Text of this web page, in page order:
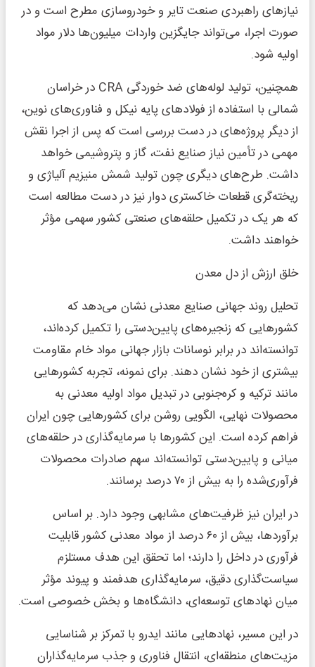
نیازهای راهبردی صنعت تایر و خودروسازی مطرح است و در
صورت اجرا، می‌تواند جایگزین واردات میلیون‌ها دلار مواد
اولیه شود.
همچنین، تولید لوله‌های ضد خوردگی CRA در خراسان
شمالی با استفاده از فولادهای پایه نیکل و فناوری‌های نوین،
از دیگر پروژه‌های در دست بررسی است که پس از اجرا نقش
مهمی در تأمین نیاز صنایع نفت، گاز و پتروشیمی خواهد
داشت. طرح‌های دیگری چون تولید شمش منیزیم آلیاژی و
ریخته‌گری قطعات خاکستری دوار نیز در دست مطالعه است
که هر یک در تکمیل حلقه‌های صنعتی کشور سهمی مؤثر
خواهند داشت.
خلق ارزش از دل معدن
تحلیل روند جهانی صنایع معدنی نشان می‌دهد که
کشورهایی که زنجیره‌های پایین‌دستی را تکمیل کرده‌اند،
توانسته‌اند در برابر نوسانات بازار جهانی مواد خام مقاومت
بیشتری از خود نشان دهند. برای نمونه، تجربه کشورهایی
مانند ترکیه و کره‌جنوبی در تبدیل مواد اولیه معدنی به
محصولات نهایی، الگویی روشن برای کشورهایی چون ایران
فراهم کرده است. این کشورها با سرمایه‌گذاری در حلقه‌های
میانی و پایین‌دستی توانسته‌اند سهم صادرات محصولات
فرآوری‌شده را به بیش از ۷۰ درصد برسانند.
در ایران نیز ظرفیت‌های مشابهی وجود دارد. بر اساس
برآوردها، بیش از ۶۰ درصد از مواد معدنی کشور قابلیت
فرآوری در داخل را دارند؛ اما تحقق این هدف مستلزم
سیاست‌گذاری دقیق، سرمایه‌گذاری هدفمند و پیوند مؤثر
میان نهادهای توسعه‌ای، دانشگاه‌ها و بخش خصوصی است.
در این مسیر، نهادهایی مانند ایدرو با تمرکز بر شناسایی
مزیت‌های منطقه‌ای، انتقال فناوری و جذب سرمایه‌گذاران